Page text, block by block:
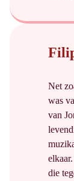
Net
was
van
die